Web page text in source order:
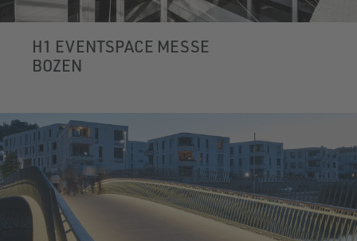
H1 EVENTSPACE MESSE
BOZEN